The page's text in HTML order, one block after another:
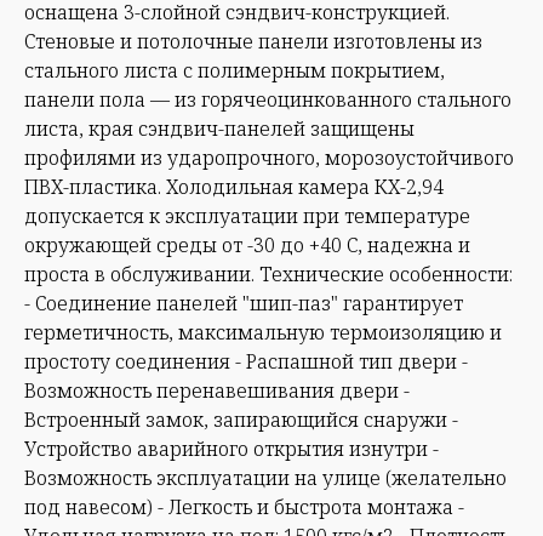
оснащена 3-слойной сэндвич-конструкцией.
Стеновые и потолочные панели изготовлены из
стального листа с полимерным покрытием,
панели пола — из горячеоцинкованного стального
листа, края сэндвич-панелей защищены
профилями из ударопрочного, морозоустойчивого
ПВХ-пластика. Холодильная камера КХ-2,94
допускается к эксплуатации при температуре
окружающей среды от -30 до +40 С, надежна и
проста в обслуживании. Технические особенности:
- Соединение панелей "шип-паз" гарантирует
герметичность, максимальную термоизоляцию и
простоту соединения - Распашной тип двери -
Возможность перенавешивания двери -
Встроенный замок, запирающийся снаружи -
Устройство аварийного открытия изнутри -
Возможность эксплуатации на улице (желательно
под навесом) - Легкость и быстрота монтажа -